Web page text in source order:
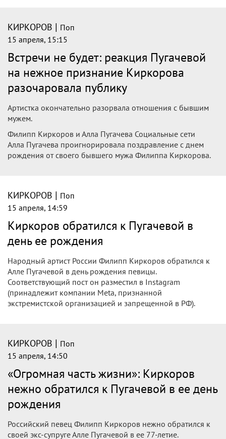
КИРКОРОВ |Поп
Филипп Киркоров эмоционально
поздравил Аллу Пугачеву с днем
рождения - ТВ Mail
Филипп Киркоров эмоционально поздравил Аллу
Пугачеву с днем рождения ТВ Mail
Галкин* показал новое фото помолодевшей
Пугачёвой в день её 77-летия Life.ru
КИРКОРОВ|Поп
15 апреля, 15:19
Киркоров выступил с обращением к
Пугачевой в день ее рождения
Народный артист России Филипп Киркоров обратился к
Алле Пугачевой в день ее рождения. Певице 15 апреля
исполнилось 77 лет. Пост он разместил в соцсети.
КИРКОРОВ |
15 апреля, 15:15
Встречи не будет: реакция Пугачевой
на нежное признание Киркорова
разочаровала публику
Артистка окончательно разорвала отношения с бывшим
мужем.